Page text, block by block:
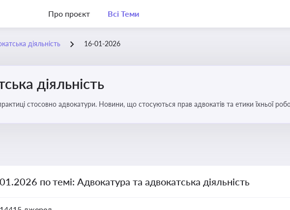
Про проєкт Всі Теми
діяльність 16-01-2026
діяльність
стосовно адвокатури. Новини, що стосуються прав адвокатів та етики їхньої
по темі: Адвокатура та адвокатська діяльність